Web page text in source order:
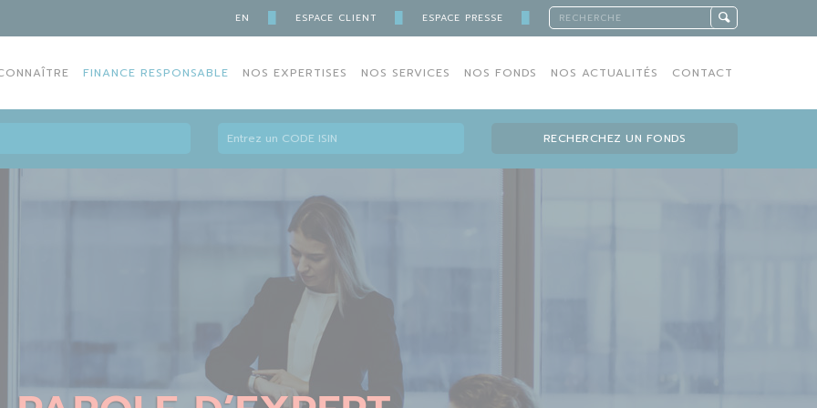
EN ESPACE CLIENT ESPACE PRESSE
FINANCE RESPONSABLE NOS EXPERTISES NOS SERVICES NOS FONDS NOS ACTUALITÉS CONTACT
RECHERCHEZ UN FONDS